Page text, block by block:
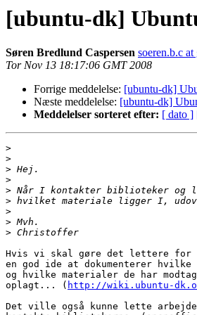
[ubuntu-dk]
Søren Bredlund Caspersen soeren.b.c
Tor Nov 13 18:17:06 GMT 2008
Forrige meddelelse: [ubuntu-dk]
Næste meddelelse: [ubuntu-dk]
Meddelelser sorteret efter: [ dato ]
>
>
>
>
>
>
>
>
>
Hvis vi skal gøre det lettere for
en god ide at dokumenterer
og hvilke materialer de har
oplagt... ( http://wiki.ubuntu-
Det ville også kunne lette